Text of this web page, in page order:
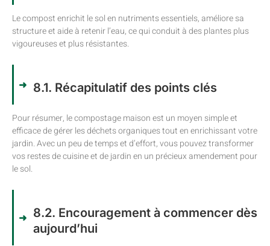
Le compost enrichit le sol en nutriments essentiels, améliore sa
structure et aide à retenir l’eau, ce qui conduit à des plantes plus
vigoureuses et plus résistantes.
8.1. Récapitulatif des points clés
Pour résumer, le compostage maison est un moyen simple et
efficace de gérer les déchets organiques tout en enrichissant votre
jardin. Avec un peu de temps et d’effort, vous pouvez transformer
vos restes de cuisine et de jardin en un précieux amendement pour
le sol.
8.2. Encouragement à commencer dès
aujourd’hui